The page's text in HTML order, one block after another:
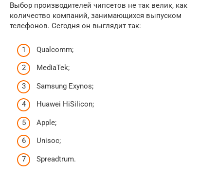
Выбор производителей чипсетов не так велик, как
количество компаний, занимающихся выпуском
телефонов. Сегодня он выглядит так:
Qualcomm;
MediaTek;
Samsung Exynos;
Huawei HiSilicon;
Apple;
Unisoc;
Spreadtrum.